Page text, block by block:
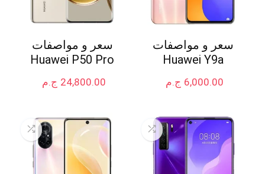
سعر و مواصفات
Huawei Y9a
ج.م 6,000.00
سعر و مواصفات
Huawei P50 Pro
ج.م 24,800.00